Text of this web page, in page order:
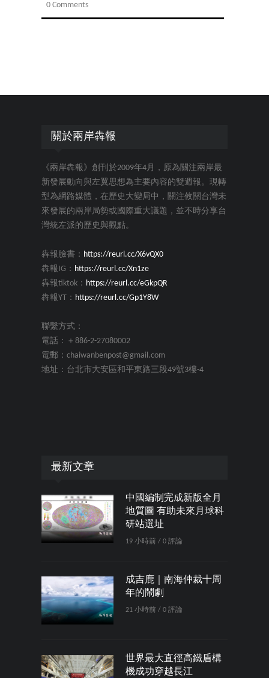
0 Comments
關於兩岸犇報
《兩岸犇報》創刊於2009年4月，原為關注兩岸最
新發展動向與左翼思想為主要內容的雙週報。現轉
型為網路媒體，在歷史大變局中，關注攸關台灣未
來發展的兩岸局勢或國際重大議題，並不時分享台
灣統左派的歷史與觀點。
犇報臉書： https://reurl.cc/X6vQX0
犇報IG： https://reurl.cc/Xn1ze
犇報tiktok： https://reurl.cc/eGkpQR
犇報YT： https://reurl.cc/Gp1Y8W
聯繫方式：
電話：＋886-2-27080002
電郵：chaiwanbenpost@gmail.com
地址：台北市大安區和平東路三段49號3樓-4
最新文章
中國編制完成新版全月
地質圖 有助未來月球科
研站選址
19 小時前 / 0 評論
成吉鹿｜南海仲裁十周
年的鬧劇
21 小時前 / 0 評論
世界最大直徑高鐵盾構
機成功穿越長江